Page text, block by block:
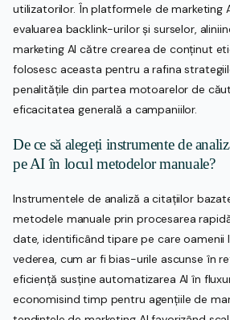
utilizatorilor. În platformele de marketing
evaluarea backlink-urilor și surselor,
marketing AI către crearea de conținut
folosesc aceasta pentru a rafina
penalitățile din partea motoarelor de
eficacitatea generală a campaniilor.
De ce să alegeți instrumente de
pe AI în locul metodelor manuale?
Instrumentele de analiză a citațiilor
metodele manuale prin procesarea
date, identificând tipare pe care
vederea, cum ar fi bias-urile ascunse în
eficiență susține automatizarea AI în
economisind timp pentru agențiile de